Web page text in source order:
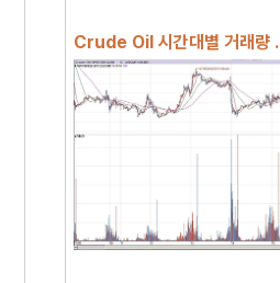
Crude Oil 시간대별 거래량 .